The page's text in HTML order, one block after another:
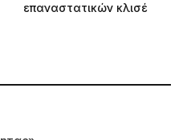
επαναστατικών κλισέ